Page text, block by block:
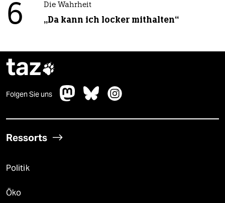
6 Die Wahrheit
„Da kann ich locker mithalten“
taz
Folgen Sie uns
Ressorts
Politik
Öko